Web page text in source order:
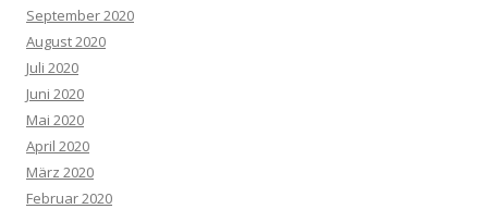
September 2020
August 2020
Juli 2020
Juni 2020
Mai 2020
April 2020
März 2020
Februar 2020